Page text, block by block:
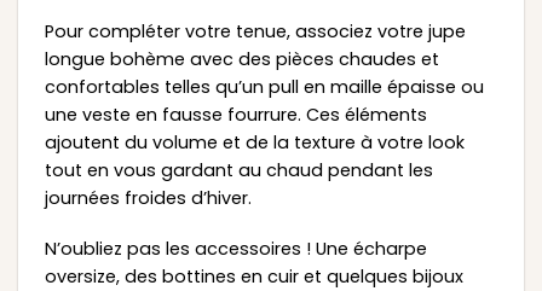
Pour compléter votre tenue, associez votre jupe
longue bohème avec des pièces chaudes et
confortables telles qu’un pull en maille épaisse ou
une veste en fausse fourrure. Ces éléments
ajoutent du volume et de la texture à votre look
tout en vous gardant au chaud pendant les
journées froides d’hiver.
N’oubliez pas les accessoires ! Une écharpe
oversize, des bottines en cuir et quelques bijoux